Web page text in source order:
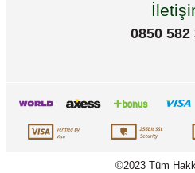
0850 582
©2023 Tüm